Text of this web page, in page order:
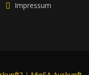
Impressum